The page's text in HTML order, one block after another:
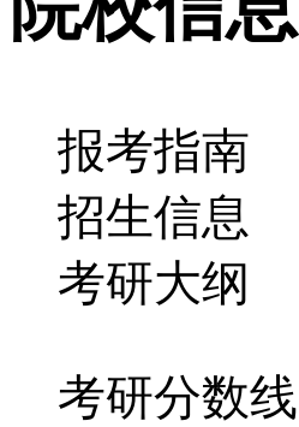
报考指南
招生信息
考研大纲
考研分数线